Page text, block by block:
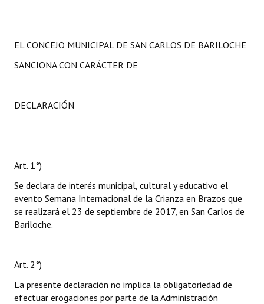
EL CONCEJO MUNICIPAL DE SAN CARLOS DE BARILOCHE
SANCIONA CON CARÁCTER DE
DECLARACIÓN
Art. 1°)
Se declara de interés municipal, cultural y educativo el
evento Semana Internacional de la Crianza en Brazos que
se realizará el 23 de septiembre de 2017, en San Carlos de
Bariloche.
Art. 2°)
La presente declaración no implica la obligatoriedad de
efectuar erogaciones por parte de la Administración